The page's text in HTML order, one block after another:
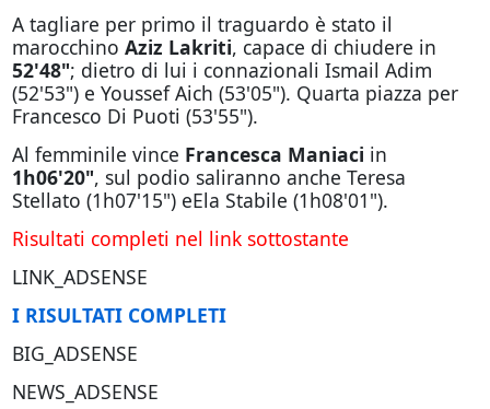
A tagliare per primo il traguardo è stato il
marocchino Aziz Lakriti, capace di chiudere in
52'48"; dietro di lui i connazionali Ismail Adim
(52'53") e Youssef Aich (53'05"). Quarta piazza per
Francesco Di Puoti (53'55").
Al femminile vince Francesca Maniaci in
1h06'20", sul podio saliranno anche Teresa
Stellato (1h07'15") eEla Stabile (1h08'01").
Risultati completi nel link sottostante
LINK_ADSENSE
I RISULTATI COMPLETI
BIG_ADSENSE
NEWS_ADSENSE